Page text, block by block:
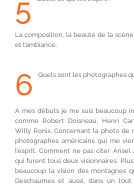
5
La composition, la beauté de la
et l’ambiance.
6 Quels sont les photographes
A mes débuts je me suis beaucoup
comme Robert Doisneau, Henri
Willy Ronis. Concernant la photo de
photographes américains qui me
l’esprit. Comment ne pas citer Ansel
qui furent tous deux visionnaires.
beaucoup la vision des montagnes
Deschaumes et aussi, dans un